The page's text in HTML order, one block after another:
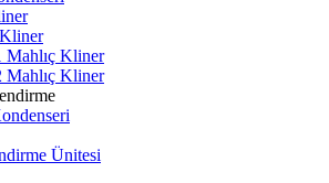
Mahlıç Kliner
Mahlıç Kliner
Ünitesi